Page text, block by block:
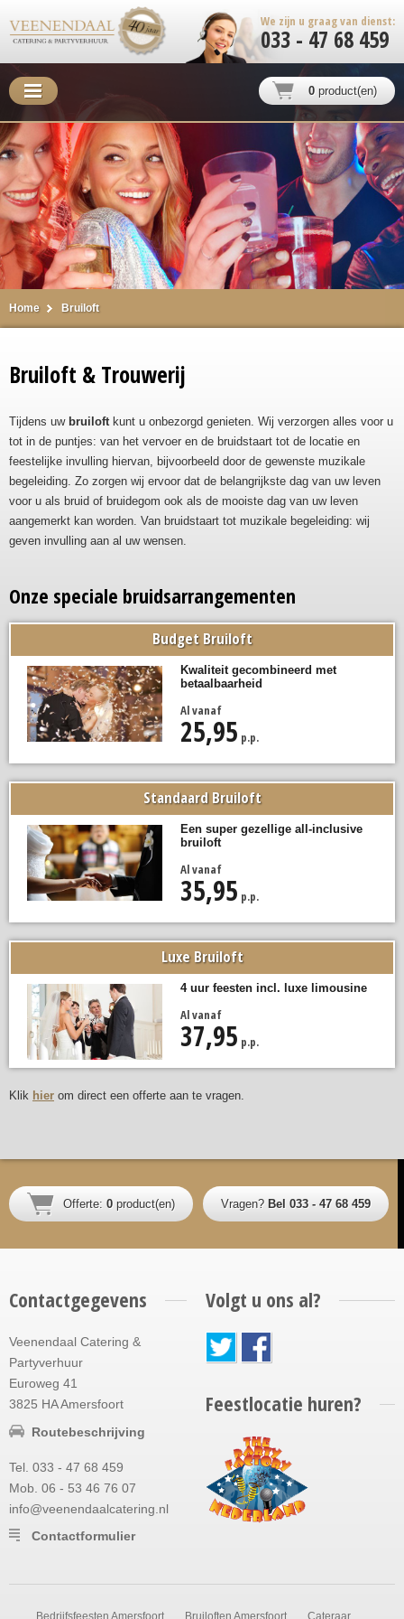
We zijn u graag van dienst:
033 - 47 68 459
0 product(en)
Home Bruiloft
Bruiloft & Trouwerij
Tijdens uw bruiloft kunt u onbezorgd genieten. Wij verzorgen alles voor u
tot in de puntjes: van het vervoer en de bruidstaart tot de locatie en
feestelijke invulling hiervan, bijvoorbeeld door de gewenste muzikale
begeleiding. Zo zorgen wij ervoor dat de belangrijkste dag van uw leven
voor u als bruid of bruidegom ook als de mooiste dag van uw leven
aangemerkt kan worden. Van bruidstaart tot muzikale begeleiding: wij
geven invulling aan al uw wensen.
Onze speciale bruidsarrangementen
Budget Bruiloft
Kwaliteit gecombineerd met
betaalbaarheid
Al vanaf
25,95 p.p.
Standaard Bruiloft
Een super gezellige all-inclusive
bruiloft
Al vanaf
35,95 p.p.
Luxe Bruiloft
4 uur feesten incl. luxe limousine
Al vanaf
37,95 p.p.
Klik hier om direct een offerte aan te vragen.
Offerte: 0 product(en) Vragen? Bel 033 - 47 68 459
Contactgegevens
Veenendaal Catering &
Partyverhuur
Euroweg 41
3825 HA Amersfoort
Routebeschrijving
Tel. 033 - 47 68 459
Mob. 06 - 53 46 76 07
info@veenendaalcatering.nl
Contactformulier
Volgt u ons al?
Feestlocatie huren?
Bedrijfsfeesten Amersfoort Bruiloften Amersfoort Cateraar